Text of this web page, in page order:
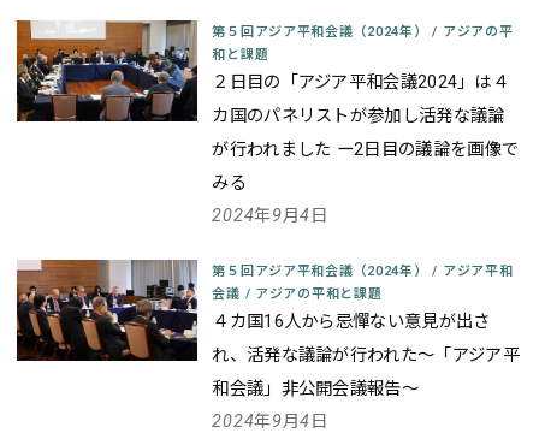
第５回アジア平和会議（2024年）/ アジアの平
和と課題
２日目の「アジア平和会議2024」は４
カ国のパネリストが参加し活発な議論
が行われました ー2日目の議論を画像で
みる
2024年9月4日
第５回アジア平和会議（2024年）/ アジア平和
会議 / アジアの平和と課題
４カ国16人から忌憚ない意見が出さ
れ、活発な議論が行われた～「アジア平
和会議」非公開会議報告～
2024年9月4日